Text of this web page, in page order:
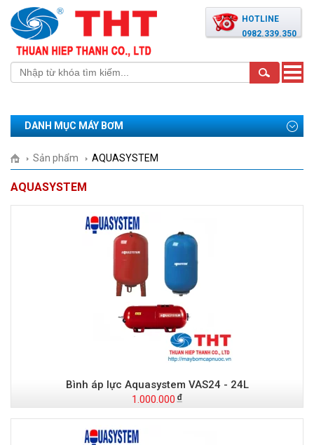
HOTLINE
0982.339.350
Toggle
DANH MỤC MÁY BƠM
Sản phẩm AQUASYSTEM
AQUASYSTEM
Bình áp lực Aquasystem VAS24 - 24L
1.000.000